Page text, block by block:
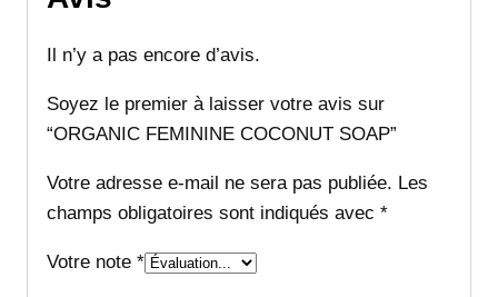
Il n’y a pas encore d’avis.
Soyez le premier à laisser votre avis sur
“ORGANIC FEMININE COCONUT SOAP”
Votre adresse e-mail ne sera pas publiée. Les
champs obligatoires sont indiqués avec *
Votre note *